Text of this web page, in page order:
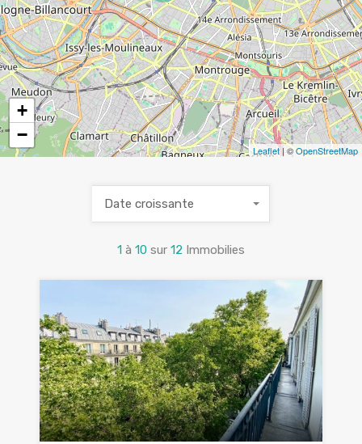
+
−
Leaflet | ©OpenStreetMap
1 à 10 sur 12 Immobilies
Date croissante